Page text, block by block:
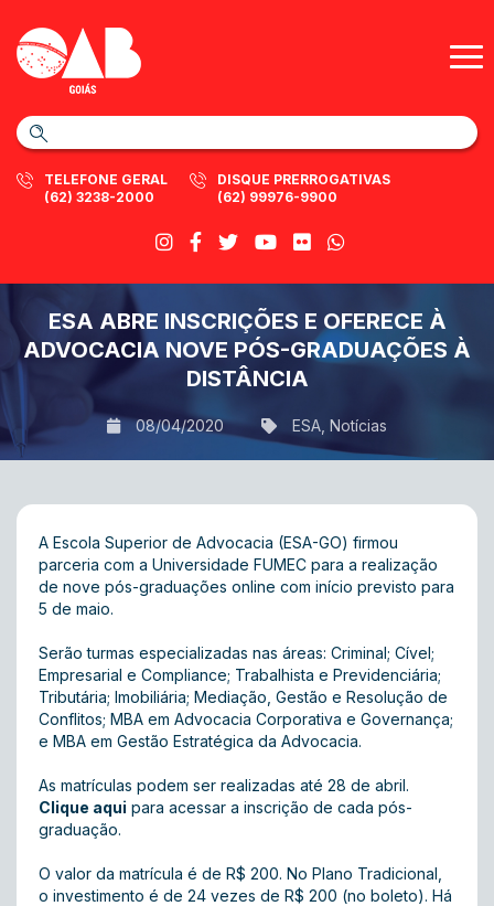
TELEFONE GERAL
(62) 3238-2000
DISQUE PRERROGATIVAS
(62) 99976-9900
ESA ABRE INSCRIÇÕES E OFERECE À
ADVOCACIA NOVE PÓS-GRADUAÇÕES À
DISTÂNCIA
08/04/2020 ESA Notícias
A Escola Superior de Advocacia (ESA-GO) firmou
parceria com a Universidade FUMEC para a realização
de nove pós-graduações online com início previsto para
5 de maio.
Serão turmas especializadas nas áreas: Criminal; Cível;
Empresarial e Compliance; Trabalhista e Previdenciária;
Tributária; Imobiliária; Mediação, Gestão e Resolução de
Conflitos; MBA em Advocacia Corporativa e Governança;
e MBA em Gestão Estratégica da Advocacia.
As matrículas podem ser realizadas até 28 de abril.
Clique aqui para acessar a inscrição de cada pós-
graduação.
O valor da matrícula é de R$ 200. No Plano Tradicional,
o investimento é de 24 vezes de R$ 200 (no boleto). Há